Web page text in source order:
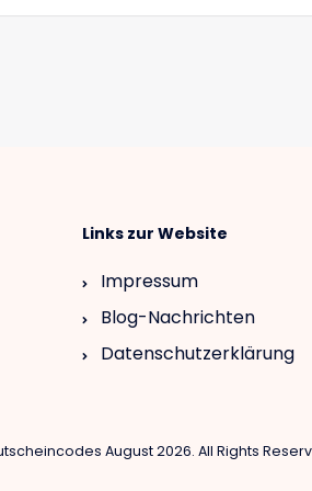
Links zur Website
Impressum
Blog-Nachrichten
Datenschutzerklärung
August 2026. All Rights